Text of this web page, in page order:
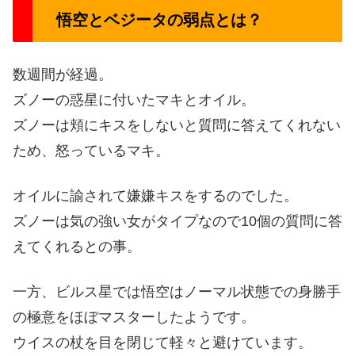
悟空とベジータの弱点とは？
数週間が経過。
ズノーの惑星に付いたマキとオイル。
ズノーは頬にキスをしないと質問に答えてくれない
ため、怒っているマキ。
オイルに諭されて嫌嫌キスをするのでした。
ズノーは気の強い女がタイプなので10個の質問に答
えてくれるとの事。
一方、ビルス星では悟空はノーマル状態での身勝手
の極意をほぼマスターしたようです。
ウイスの杖を目を閉じて軽々と避けています。